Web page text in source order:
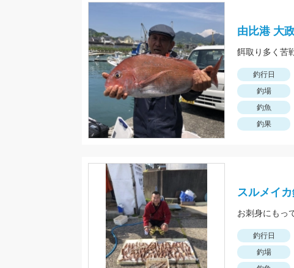
由比港 大
餌取り多く苦
釣行日
釣場
釣魚
釣果
スルメイカ
お刺身にもっ
釣行日
釣場